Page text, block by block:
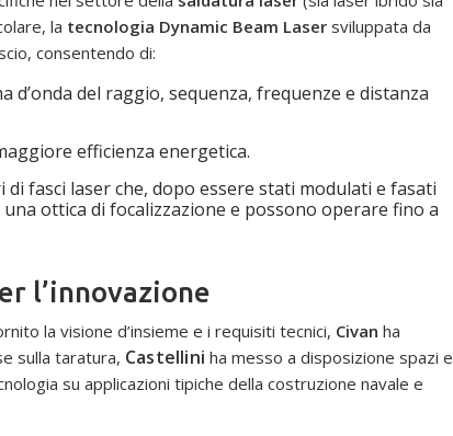
la tecnologia Dynamic Beam Laser sviluppata da
consentendo di:
del raggio, sequenza, frequenze e distanza
efficienza energetica.
fasci laser che, dopo essere stati modulati e fasati
ottica di focalizzazione e possono operare fino a
l’innovazione
la visione d’insieme e i requisiti tecnici, Civan ha
sulla taratura, Castellini ha messo a disposizione spazi e
su applicazioni tipiche della costruzione navale e